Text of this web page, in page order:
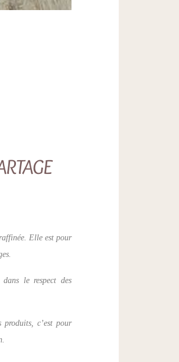
Elle est pour
le respect des
produits, c’est pour